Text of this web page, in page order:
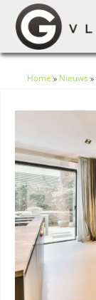
Home » Nieuws »